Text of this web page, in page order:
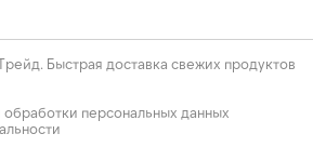
Быстрая доставка свежих продуктов
персональных данных